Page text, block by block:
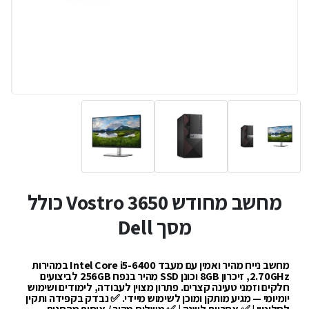
מחשב מחודש Vostro 3650 כולל
מסך Dell
מחשב נייח מהיר ואמין עם מעבד Intel Core i5-6400 במהירות
2.70GHz, זיכרון 8GB וכונן SSD מהיר בנפח 256GB לביצועים
חלקים וזמני טעינה קצרים. פתרון מצוין לעבודה, לימודים ושימוש
יומיומי — מגיע מותקן ומוכן לשימוש מיידי. ✅ נבדק בקפידה ותקין